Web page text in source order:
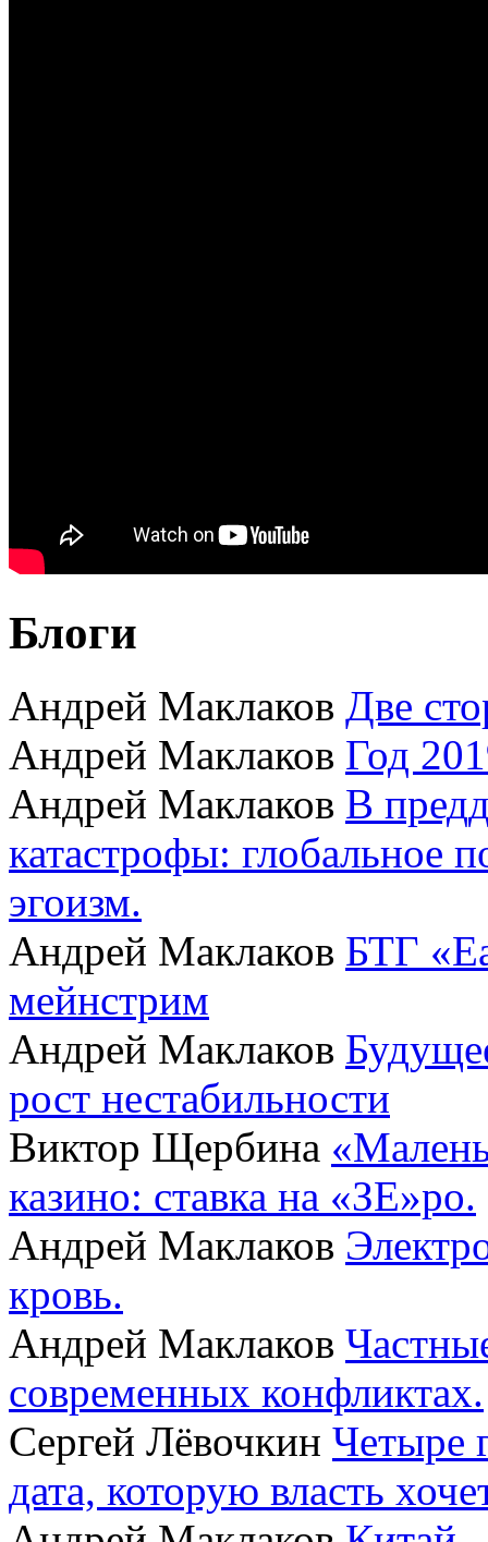
Блоги
Андрей Маклаков Две
Андрей Маклаков Год
Андрей Маклаков В
катастрофы: глобальное
эгоизм.
Андрей Маклаков БТГ
мейнстрим
Андрей Маклаков
рост нестабильности
Виктор Щербина
казино: ставка на «ЗЕ»ро.
Андрей Маклаков
кровь.
Андрей Маклаков
современных конфликтах.
Сергей Лёвочкин Четыре
дата, которую власть